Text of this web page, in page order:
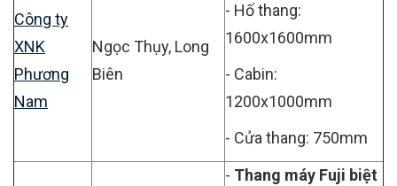
Công ty
XNK
Phương
Nam
Ngọc Thụy, Long
Biên
- Hố thang:
1600x1600mm
- Cabin:
1200x1000mm
- Cửa thang: 750mm
- Thang máy Fuji biệt